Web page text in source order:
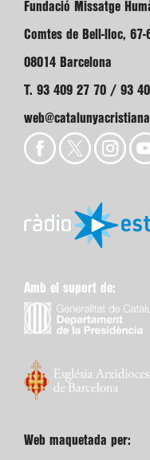
Fundació Missatge
Comtes de Bell-lloc, 67-
08014 Barcelona
T. 93 409 27 70 / 93
Amb el suport de:
Web maquetada per: